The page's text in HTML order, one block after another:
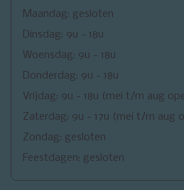
Maandag: gesloten
Dinsdag: 9u - 18u
Woensdag: 9u - 18u
Donderdag: 9u - 18u
Vrijdag: 9u - 18u (mei t/m aug
Zaterdag: 9u - 17u (mei t/m aug
Zondag: gesloten
Feestdagen: gesloten